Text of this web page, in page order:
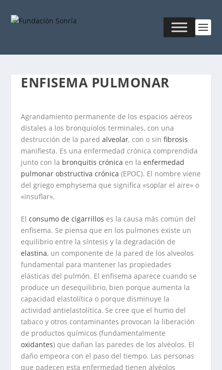
ENFISEMA PULMONAR
Agrandamiento permanente de los espacios aéreos
distales a los bronquiolos terminales, con una
destrucción de la paredalveolar, con o sinfibrosis
manifiesta. Es una enfermedad crónica comprendida
junto con la bronquitis crónica en laenfermedad
pulmonar obstructiva crónica (EPOC). El nombre viene
del griego emphysema que significa «soplar el aire» o
«insuflar».
Elconsumo de cigarrillos es la causa más común del
enfisema. Se piensa que en los pulmones existe un
equilibrio entre la síntesis y la degradación de
elastina, un componente de la pared de los alveolos
fundamental para mantener las propiedades
elásticas del pulmón. El enfisema aparece cuando se
produce un desequilibrio, bien porque aumenta la
capacidad elastolítica o porque disminuye la
actividad antielastolítica. Se cree que el humo del
tabaco y otros contaminantes provocan la liberación
de productos químicos (fundamentalmente
oxidantes) que dañan las paredes de los alvéolos. El
daño empeora con el paso del tiempo. Las personas
que padecen esta enfermedad tienen alvéolos